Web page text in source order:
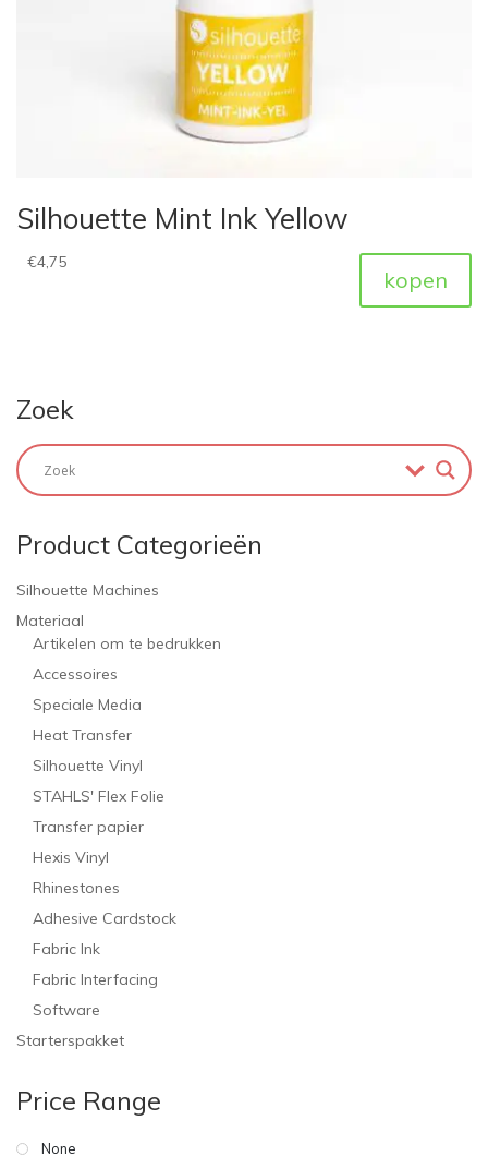
Silhouette Mint Ink Yellow
€4,75
kopen
Zoek
Product Categorieën
Silhouette Machines
Materiaal
Artikelen om te bedrukken
Accessoires
Speciale Media
Heat Transfer
Silhouette Vinyl
STAHLS' Flex Folie
Transfer papier
Hexis Vinyl
Rhinestones
Adhesive Cardstock
Fabric Ink
Fabric Interfacing
Software
Starterspakket
Price Range
None